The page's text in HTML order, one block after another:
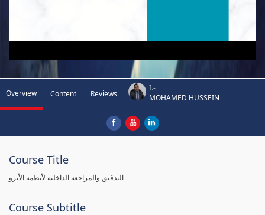
Overview Content Reviews
I.-
MOHAMED HUSSEIN
Course Title
التدقيق والمراجعة الداخلية لأنظمة الأيزو
Course Subtitle